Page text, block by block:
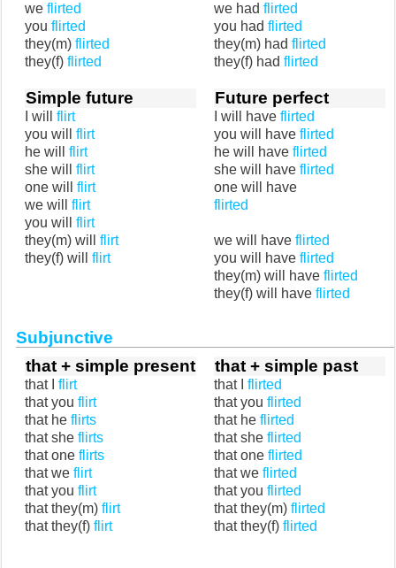
we flirted
you flirted
they(m) flirted
they(f) flirted
we had flirted
you had flirted
they(m) had flirted
they(f) had flirted
Simple future
I will flirt
you will flirt
he will flirt
she will flirt
one will flirt
we will flirt
you will flirt
they(m) will flirt
they(f) will flirt
Future perfect
I will have flirted
you will have flirted
he will have flirted
she will have flirted
one will have
flirted
we will have flirted
you will have flirted
they(m) will have flirted
they(f) will have flirted
Subjunctive
that + simple present
that I flirt
that you flirt
that he flirts
that she flirts
that one flirts
that we flirt
that you flirt
that they(m) flirt
that they(f) flirt
that + simple past
that I flirted
that you flirted
that he flirted
that she flirted
that one flirted
that we flirted
that you flirted
that they(m) flirted
that they(f) flirted